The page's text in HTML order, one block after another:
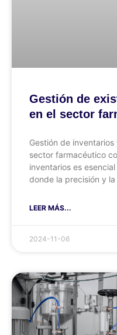
Gestión de
en el sector
Gestión de
sector farmacéutico
inventarios es
donde la precisión y la
LEER MÁS...
2024-11-06